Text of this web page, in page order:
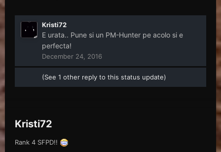
Kristi72
E urata.. Pune si un PM-Hunter pe acolo si e
perfecta!
December 24, 2016
(See 1 other reply to this status update)
Kristi72
Rank 4 SFPD!!